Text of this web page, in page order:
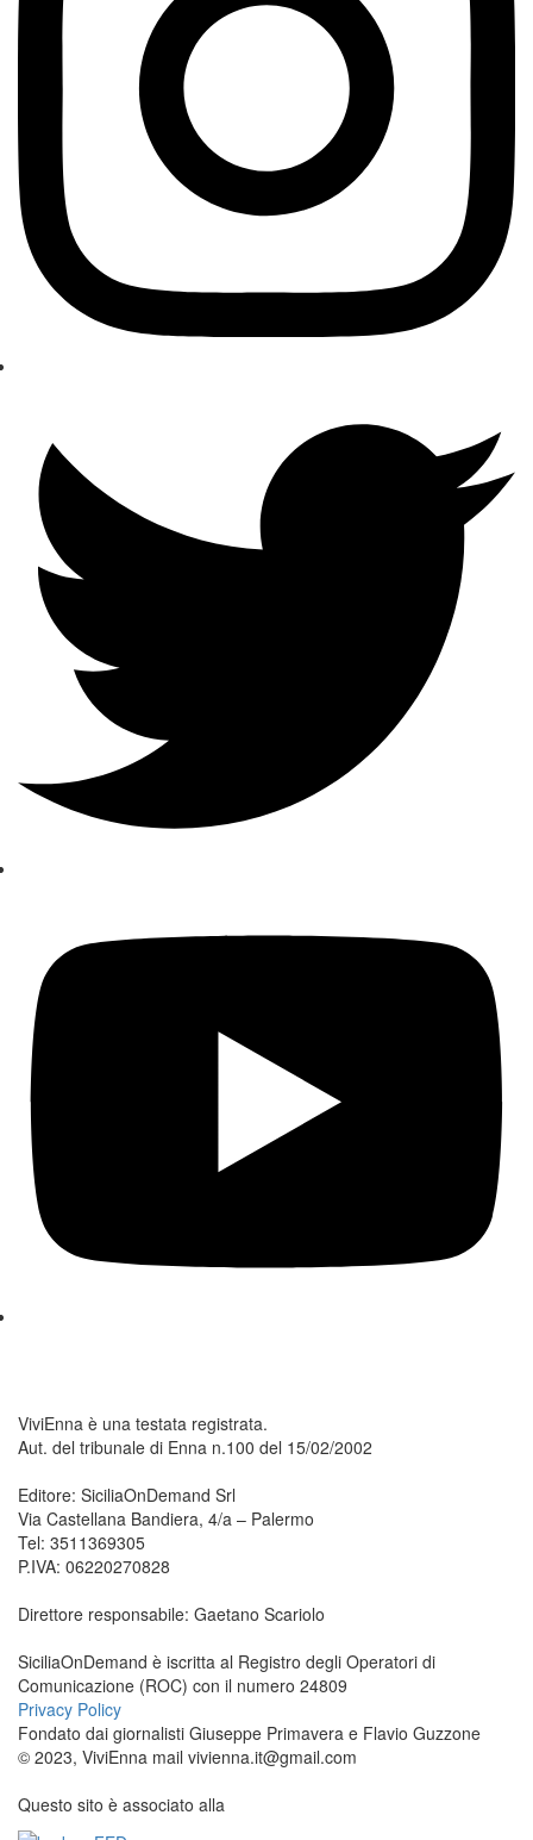
ViviEnna è una testata registrata.
Aut. del tribunale di Enna n.100 del 15/02/2002
Editore: SiciliaOnDemand Srl
Via Castellana Bandiera, 4/a – Palermo
Tel: 3511369305
P.IVA: 06220270828
Direttore responsabile: Gaetano Scariolo
SiciliaOnDemand è iscritta al Registro degli Operatori di
Comunicazione (ROC) con il numero 24809
Privacy Policy
Fondato dai giornalisti Giuseppe Primavera e Flavio Guzzone
© 2023, ViviEnna mail vivienna.it@gmail.com
Questo sito è associato alla